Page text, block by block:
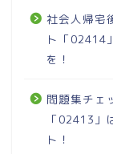
社会人帰宅
ト「02414
を！
問題集チェ
「02413」
ト！